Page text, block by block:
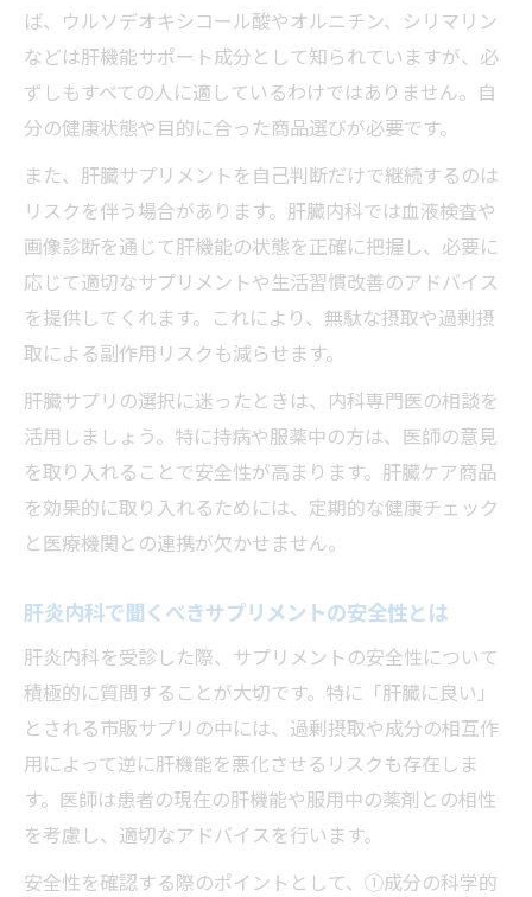
ば、ウルソデオキシコール酸やオルニチン、シリマリン
などは肝機能サポート成分として知られていますが、必
ずしもすべての人に適しているわけではありません。自
分の健康状態や目的に合った商品選びが必要です。
また、肝臓サプリメントを自己判断だけで継続するのは
リスクを伴う場合があります。肝臓内科では血液検査や
画像診断を通じて肝機能の状態を正確に把握し、必要に
応じて適切なサプリメントや生活習慣改善のアドバイス
を提供してくれます。これにより、無駄な摂取や過剰摂
取による副作用リスクも減らせます。
肝臓サプリの選択に迷ったときは、内科専門医の相談を
活用しましょう。特に持病や服薬中の方は、医師の意見
を取り入れることで安全性が高まります。肝臓ケア商品
を効果的に取り入れるためには、定期的な健康チェック
と医療機関との連携が欠かせません。
肝炎内科で聞くべきサプリメントの安全性とは
肝炎内科を受診した際、サプリメントの安全性について
積極的に質問することが大切です。特に「肝臓に良い」
とされる市販サプリの中には、過剰摂取や成分の相互作
用によって逆に肝機能を悪化させるリスクも存在しま
す。医師は患者の現在の肝機能や服用中の薬剤との相性
を考慮し、適切なアドバイスを行います。
安全性を確認する際のポイントとして、①成分の科学的